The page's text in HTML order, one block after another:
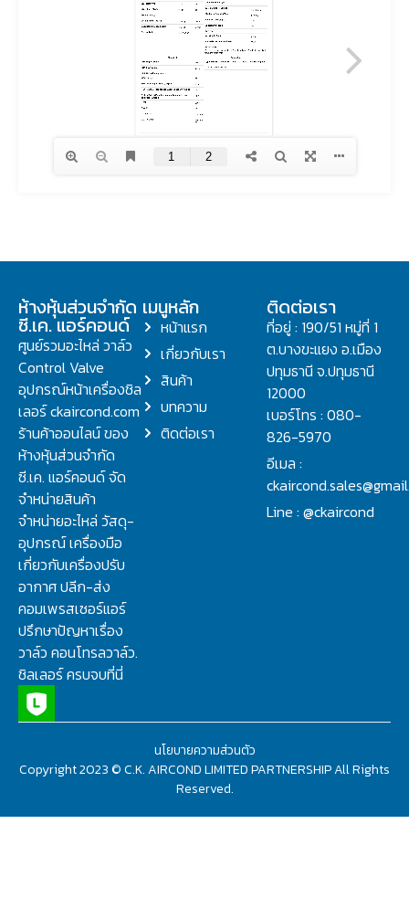
ห้างหุ้นส่วนจำกัด
ซี.เค. แอร์คอนด์
ศูนย์รวมอะไหล่ วาล์ว
Control Valve
อุปกรณ์หน้าเครื่องชิล
เลอร์ ckaircond.com
ร้านค้าออนไลน์ ของ
ห้างหุ้นส่วนจำกัด
ซี.เค. แอร์คอนด์ จัด
จำหน่ายสินค้า
จำหน่ายอะไหล่ วัสดุ-
อุปกรณ์ เครื่องมือ
เกี่ยวกับเครื่องปรับ
อากาศ ปลีก-ส่ง
คอมเพรสเซอร์แอร์
ปรึกษาปัญหาเรื่อง
วาล์ว คอนโทรลวาล์ว.
ชิลเลอร์ ครบจบที่นี่
เมนูหลัก
หน้าแรก
เกี่ยวกับเรา
สินค้า
บทความ
ติดต่อเรา
ติดต่อเรา
ที่อยู่ : 190/51 หมู่ที่ 1
ต.บางขะแยง อ.เมือง
ปทุมธานี จ.ปทุมธานี
12000
เบอร์โทร : 080-
826-5970
อีเมล :
Line : @ckaircond
Copyright 2023 © C.K. AIRCOND LIMITED PARTNERSHIP All Rights
Reserved.
นโยบายความส่วนตัว